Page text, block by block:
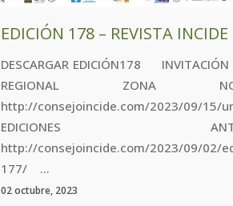
EDICIÓN 178 – REVISTA INCIDE
DESCARGAR EDICIÓN178 INVITACIÓN
REGIONAL ZONA
http://consejoincide.com/2023/09/
EDICIONES
http://consejoincide.com/2023/09/02/
177/ ...
02 octubre, 2023